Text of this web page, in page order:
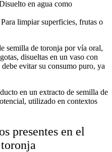
en agua como
Para limpiar superficies, frutas o
semilla de toronja por vía oral,
disueltas en un vaso con
evitar su consumo puro, ya
en un extracto de semilla de
utilizado en contextos
presentes en el